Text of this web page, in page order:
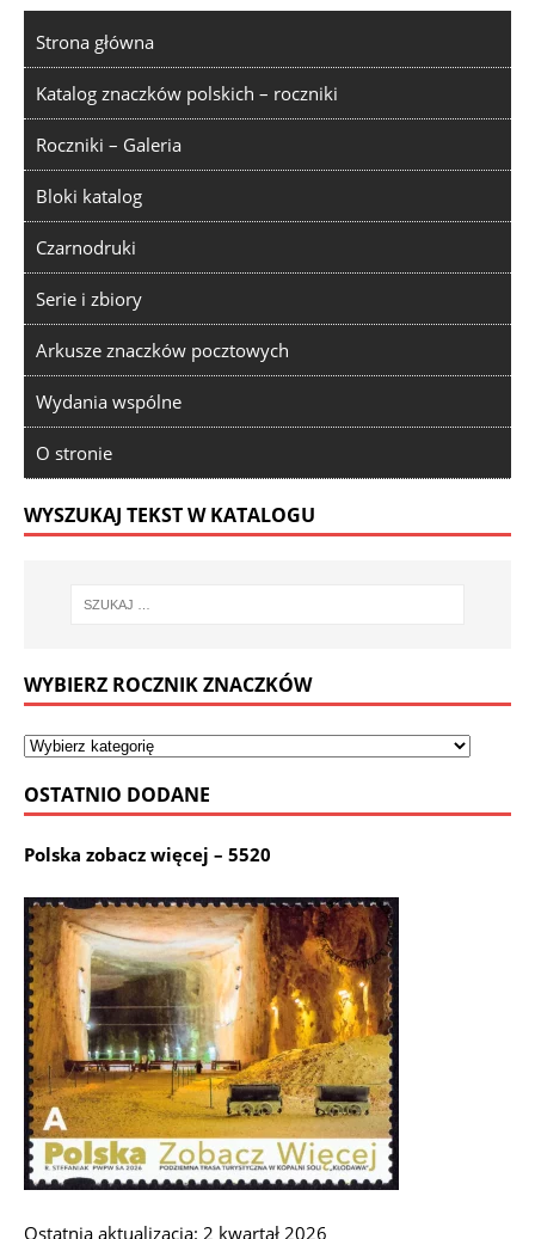
Strona główna
Katalog znaczków polskich – roczniki
Roczniki – Galeria
Bloki katalog
Czarnodruki
Serie i zbiory
Arkusze znaczków pocztowych
Wydania wspólne
O stronie
WYSZUKAJ TEKST W KATALOGU
WYBIERZ ROCZNIK ZNACZKÓW
OSTATNIO DODANE
Polska zobacz więcej – 5520
Ostatnia aktualizacja: 2 kwartał 2026